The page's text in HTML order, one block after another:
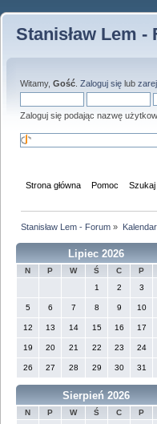
Stanisław Lem -
Witamy, Gość Zaloguj się lub
Zaloguj się podając nazwę
Strona główna Pomoc Szukaj
Stanisław Lem - Forum »
Lipiec 2026
N P W Ś C P
1
2 3
5 6 7 8 9 10
12 13 14 15 16 17
19 20 21 22 23 24
26 27 28 29 30 31
Sierpień 2026
N P W Ś C P